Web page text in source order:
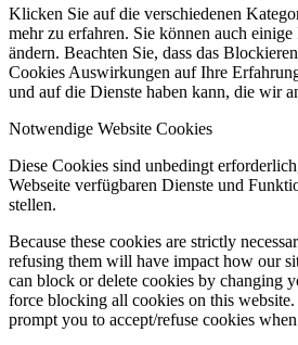
Klicken Sie auf die verschiedenen
mehr zu erfahren. Sie können auch
ändern. Beachten Sie, dass das
Cookies Auswirkungen auf Ihre
und auf die Dienste haben kann, die wir
Notwendige Website Cookies
Diese Cookies sind unbedingt
Webseite verfügbaren Dienste und
stellen.
Because these cookies are strictly
refusing them will have impact how our
can block or delete cookies by changing
force blocking all cookies on this
prompt you to accept/refuse cookies